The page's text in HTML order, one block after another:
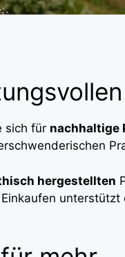
sich für nachhaltige
hergestellten
unterstützt